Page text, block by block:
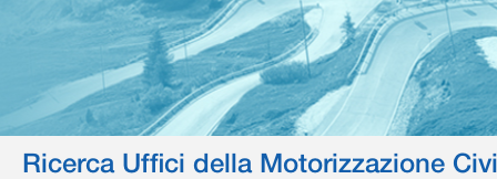
Ricerca Uffici della Motorizzazione